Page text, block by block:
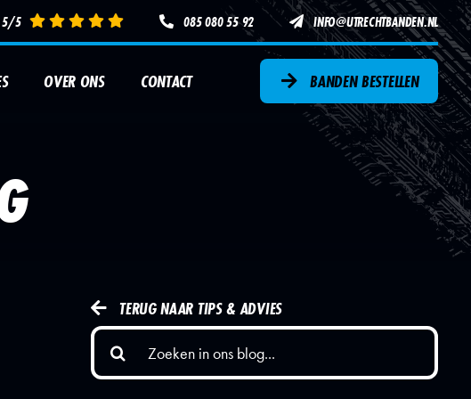
5/5 085 080 55 92 INFO@UTRECHTBANDEN.NL
OVER ONS CONTACT BANDEN BESTELLEN
TERUG NAAR TIPS & ADVIES
Zoeken
naar: